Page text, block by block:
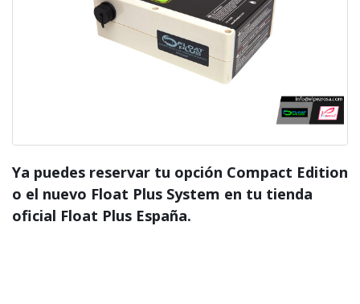
Ya puedes reservar tu opción Compact Edition
o el nuevo Float Plus System en tu tienda
oficial Float Plus España.